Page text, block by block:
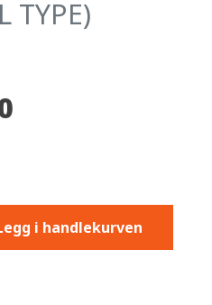
TYPE)
i handlekurven